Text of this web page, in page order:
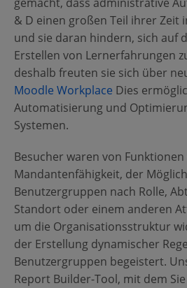
& D einen großen Teil ihrer Zeit
und sie daran hindern, sich auf
Erstellen von Lernerfahrungen
deshalb freuten sie sich über
Moodle Workplace Dies
Automatisierung und
Systemen.
Besucher waren von Funktionen
Mandantenfähigkeit, der
Benutzergruppen nach Rolle,
Standort oder einem anderen
um die Organisationsstruktur
der Erstellung dynamischer
Benutzergruppen begeistert.
Report Builder-Tool, mit dem